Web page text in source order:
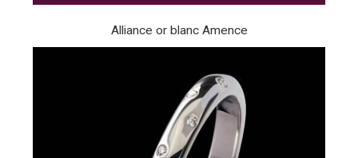
Alliance or blanc Amence